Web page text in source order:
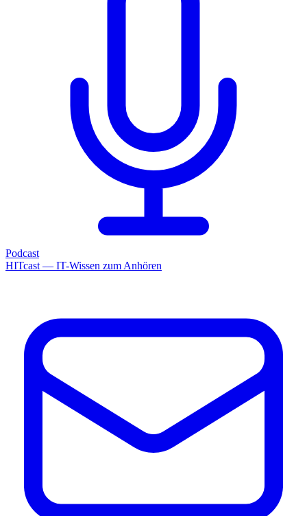
Podcast
HITcast — IT-Wissen zum Anhören